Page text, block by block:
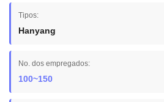
Tipos:
Hanyang
No. dos empregados:
100~150